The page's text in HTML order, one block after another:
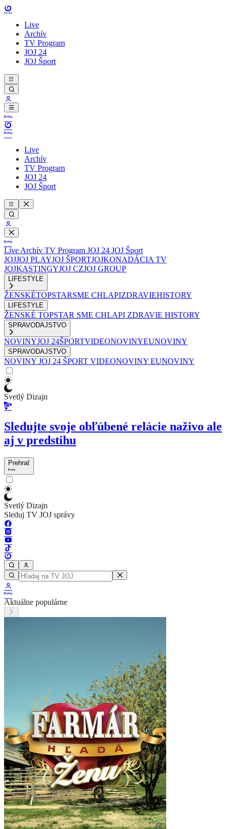
Live
Archív
TV Program
JOJ 24
JOJ Šport
Live
Archív
TV Program
JOJ 24
JOJ Šport
Live Archív TV Program JOJ 24 JOJ Šport
JOJJOJ PLAYJOJ ŠPORTJOJKONADÁCIA TV
JOJKASTINGYJOJ CZJOJ GROUP
LIFESTYLE
ŽENSKÉTOPSTARSME CHLAPIZDRAVIEHISTORY
LIFESTYLE
ŽENSKÉ TOPSTAR SME CHLAPI ZDRAVIE HISTORY
SPRAVODAJSTVO
NOVINYJOJ 24ŠPORTVIDEONOVINYEUNOVINY
SPRAVODAJSTVO
NOVINY JOJ 24 ŠPORT VIDEONOVINY EUNOVINY
Svetlý Dizajn
Sledujte svoje obľúbené relácie naživo ale
aj v predstihu
Prehrať
Svetlý Dizajn
Sleduj TV JOJ správy
Aktuálne populárne